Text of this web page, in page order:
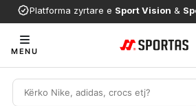
Platforma zyrtare e Sport Vision &
MENU